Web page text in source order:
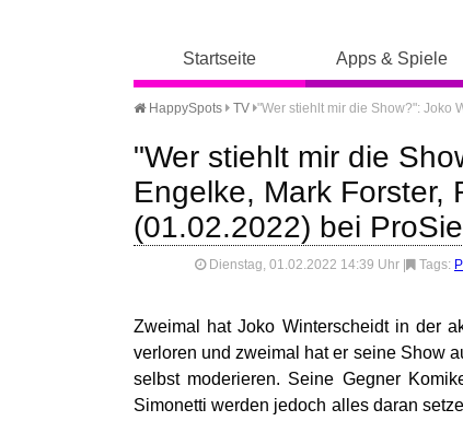
Startseite Apps & Spiele
HappySpots TV "Wer stiehlt mir die Show?": Joko
"Wer stiehlt mir die
Engelke, Mark Forster,
(01.02.2022) bei
Dienstag, 01.02.2022 14:39 Uhr Tags:
Zweimal hat Joko Winterscheidt in der
verloren und zweimal hat er seine Show
selbst moderieren. Seine Gegner
Simonetti werden jedoch alles daran